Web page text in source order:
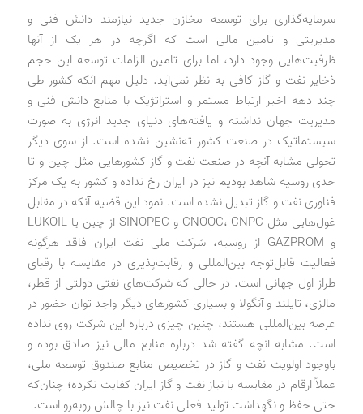
سرمایه‌گذاری برای توسعه مخازن جدید نیازمند دانش فنی و
مدیریتی و تامین مالی است که اگرچه در هر یک از آنها
ظرفیت‌هایی وجود دارد، اما برای تامین الزامات توسعه این حجم
ذخایر نفت و گاز کافی به نظر نمی‌آید. دلیل مهم آنکه کشور طی
چند دهه اخیر ارتباط مستمر و استراتژیک با منابع دانش فنی و
مدیریت جهان نداشته و یافته‌های دنیای جدید انرژی به صورت
سیستماتیک در صنعت کشور ته‌نشین نشده است. از سوی دیگر
تحولی مشابه آنچه در صنعت نفت و گاز کشورهایی مثل چین و تا
حدی روسیه شاهد بودیم نیز در ایران رخ نداده و کشور به یک مرکز
فناوری نفت و گاز تبدیل نشده است. نمود این قضیه آنکه در مقابل
غول‌هایی مثل CNOOC، CNPC و SINOPEC از چین یا LUKOIL
و GAZPROM از روسیه، شرکت ملی نفت ایران فاقد هرگونه
فعالیت قابل‌توجه بین‌المللی و رقابت‌پذیری در مقایسه با رقبای
طراز اول جهانی است. در حالی که شرکت‌های نفتی دولتی از قطر،
مالزی، تایلند و آنگولا و بسیاری کشورهای دیگر واجد توان حضور در
عرصه بین‌المللی هستند، چنین چیزی درباره این شرکت روی نداده
است. مشابه آنچه گفته شد درباره منابع مالی نیز صادق بوده و
باوجود اولویت نفت و گاز در تخصیص منابع صندوق توسعه ملی،
عملاً ارقام در مقایسه با نیاز نفت و گاز ایران کفایت نکرده؛ چنان‌که
حتی حفظ و نگهداشت تولید فعلی نفت نیز با چالش روبه‌رو است.